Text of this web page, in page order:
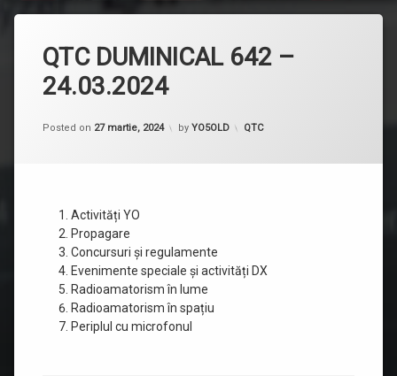
QTC DUMINICAL 642 –
24.03.2024
Posted on 27 martie, 2024 by YO5OLD Categorii:
QTC
Activități YO
Propagare
Concursuri și regulamente
Evenimente speciale și activități DX
Radioamatorism în lume
Radioamatorism în spațiu
Periplul cu microfonul